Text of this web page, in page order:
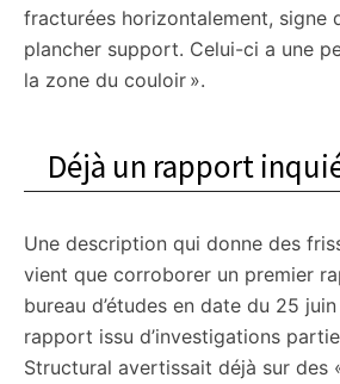
fracturées horizontalement, signe
plancher support. Celui-ci a une
la zone du couloir ».
Déjà un rapport
Une description qui donne des
vient que corroborer un premier
bureau d’études en date du 25
rapport issu d’investigations
Structural avertissait déjà sur des